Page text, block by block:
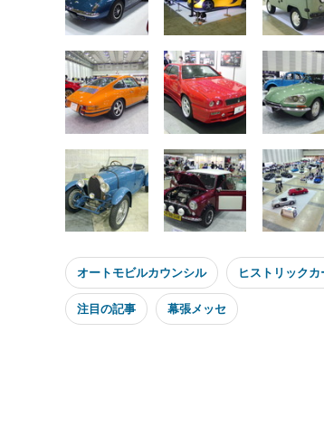
オートモビルカウンシル ヒストリック
注目の記事 幕張メッセ